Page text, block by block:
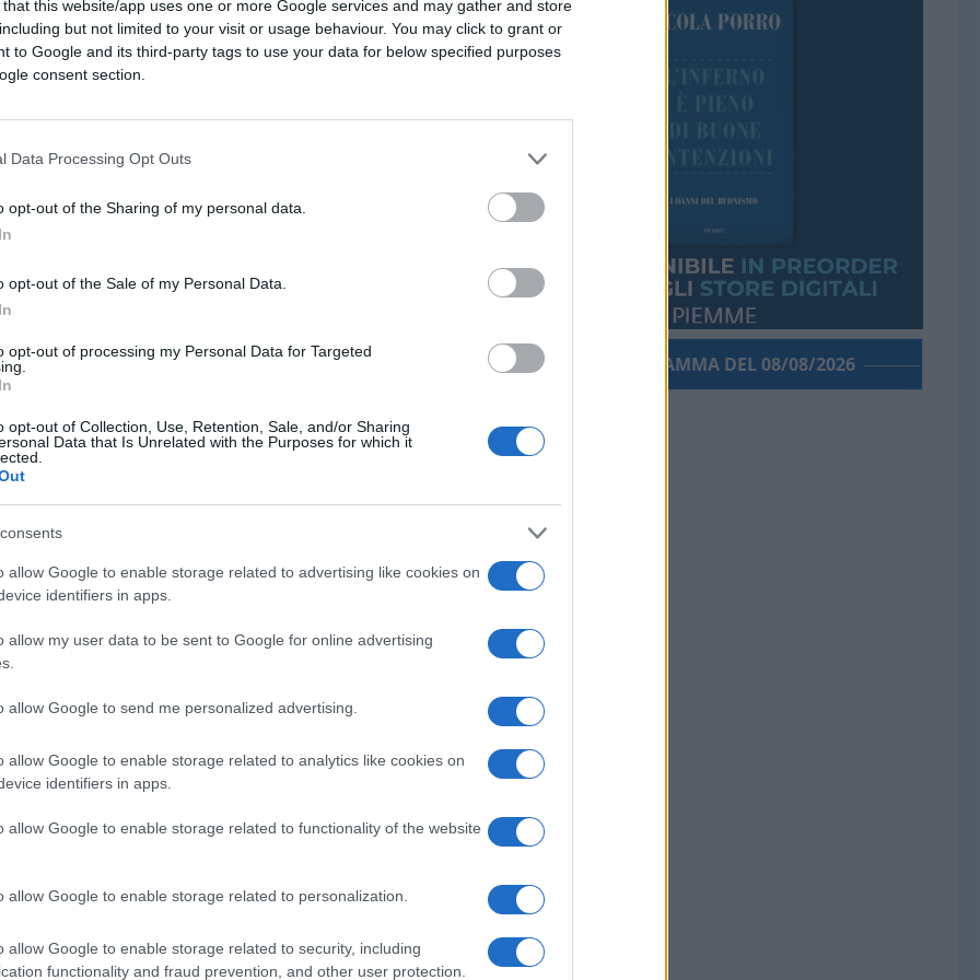
that this website/app uses one or more Google services and may gather and store
but not limited to your visit or usage behaviour. You may click to grant or
to Google and its third-party tags to use your data for below specified purposes
consent section.
Data Processing Opt Outs
opt-out of the Sharing of my personal data.
opt-out of the Sale of my Personal Data.
opt-out of processing my Personal Data for Targeted
opt-out of Collection, Use, Retention, Sale, and/or Sharing
Data that Is Unrelated with the Purposes for which it
allow Google to enable storage related to advertising like cookies on
identifiers in apps.
allow my user data to be sent to Google for online advertising
allow Google to send me personalized advertising.
allow Google to enable storage related to analytics like cookies on
identifiers in apps.
allow Google to enable storage related to functionality of the website
allow Google to enable storage related to personalization.
allow Google to enable storage related to security, including
functionality and fraud prevention, and other user protection.
piano rilancio per la blockchain Terra
di rilanciare la blockchain Terra per
è passato.
blockchain che lancerà token in airdrop
crollo improvviso della stablecoin
finanza decentralizzata (DeFi), durante il
accompagnamento: questo ha portato
per attirare le persone verso questi nuovi
una nuova criptovaluta viene
proprio a fini di “marketing”.
la proposta di Kwon mentre solo il
con veto”. Poco più del 20% dei votanti,
Labs Do Kwon ha suggerito il lancio di una
PORROGRAMMA DEL 08/08/2026